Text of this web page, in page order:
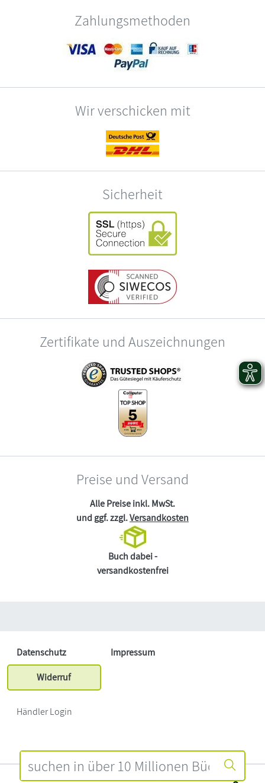
Zahlungsmethoden
Wir verschicken mit
Sicherheit
Zertifikate und Auszeichnungen
Preise und Versand
Alle Preise inkl. MwSt.
und ggf. zzgl.Versandkosten
Buch dabei -
versandkostenfrei
Datenschutz
Impressum
Widerruf
Händler Login